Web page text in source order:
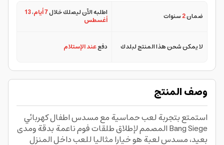
ضمان2سنوات اطلبه الآن ليصلك خلال7 أيام ،13
أغسطس
لا يمكن شحن هذا المنتج لبلدك دفععند الإستلام
وصف المنتج
استمتع بتجربة لعب حماسية مع مسدس اطفال كهربائي
Bang Siege المصمم لإطلاق طلقات فوم ناعمة بدقة ومدى
بعيد، مسدس لعبة هو خيارا مثاليا للعب داخل المنزل